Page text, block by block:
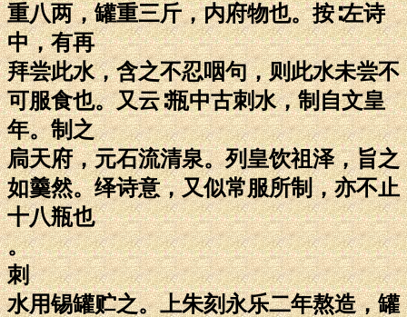
重八两，罐重三斤，内府物也。按∶左诗
中，有再
拜尝此水，含之不忍咽句，则此水未尝不
可服食也。又云∶瓶中古刺水，制自文皇
年。制之
扃天府，元石流清泉。列皇饮祖泽，旨之
如羹然。绎诗意，又似常服所制，亦不止
十八瓶也
。
刺
水用锡罐贮之。上朱刻永乐二年熬造，罐